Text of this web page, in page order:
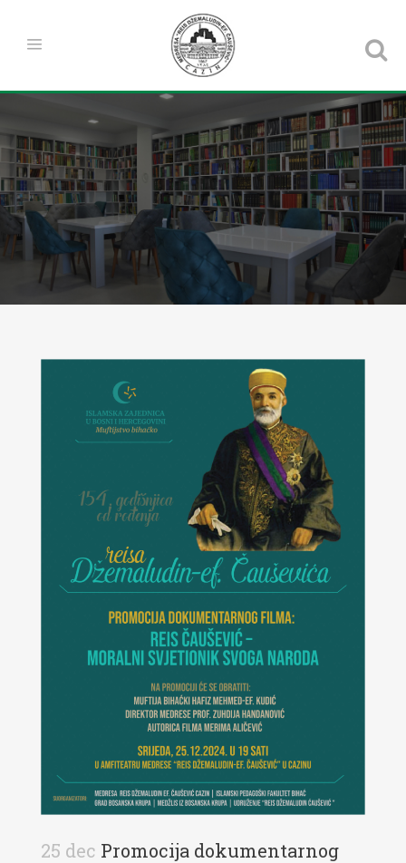
25 dec Promocija dokumentarnog